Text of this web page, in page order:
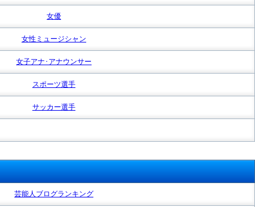
女優
女性ミュージシャン
女子アナ･アナウンサー
スポーツ選手
サッカー選手
芸能人ブログランキング